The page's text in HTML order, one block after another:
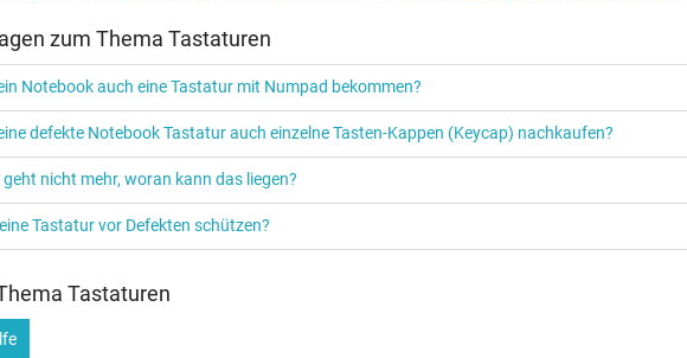
zum Thema Tastaturen
Notebook auch eine Tastatur mit Numpad bekommen?
defekte Notebook Tastatur auch einzelne Tasten-Kappen (Keycap) nachkaufen?
nicht mehr, woran kann das liegen?
Tastatur vor Defekten schützen?
Tastaturen